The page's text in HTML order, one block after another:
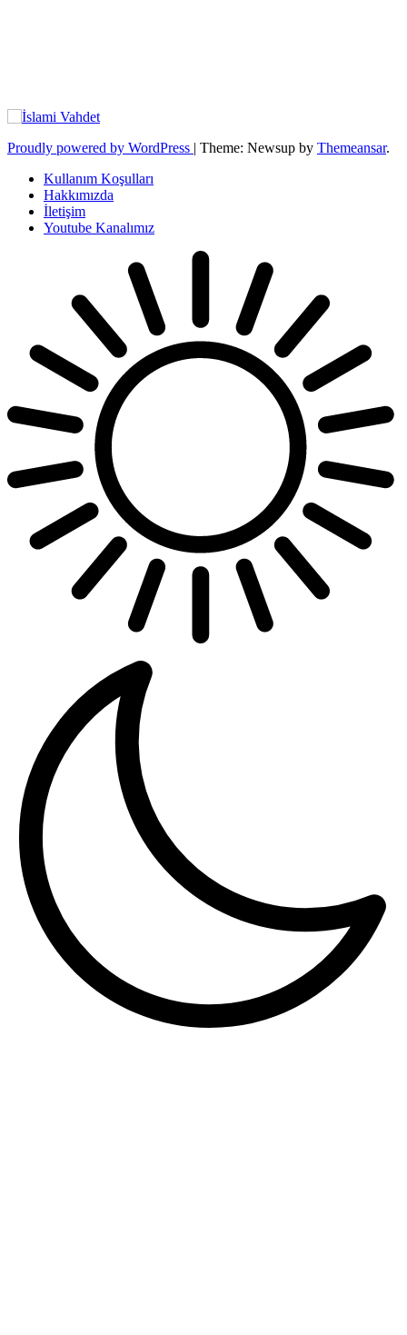
Proudly powered by WordPress | Theme: Newsup by Themeansar.
Kullanım Koşulları
Hakkımızda
İletişim
Youtube Kanalımız